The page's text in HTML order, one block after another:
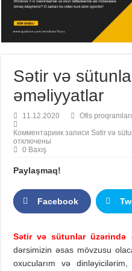
Sətir və
əməliyyatlar
11.12.2020 Ofis
Комментариик записи Sətir və
отключены
0 Baxış
Paylaşmaq!
Facebook
Sətir və sütunlar üzərində
dərsimizin əsas mövzusu
oxucularım və